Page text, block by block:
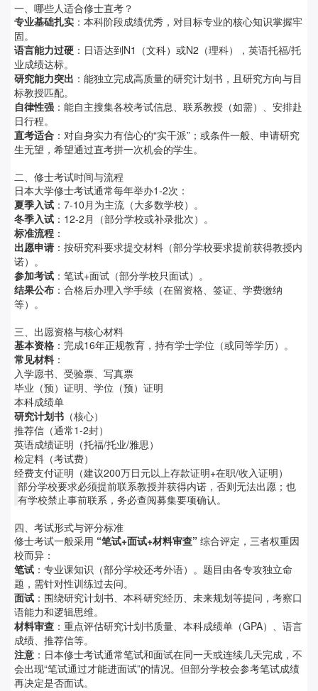
一、哪些人适合修士直考？
专业基础扎实 ：本科阶段成绩优秀，对目标专业的核心知识掌握牢
固。
语言能力过硬 ：日语达到N1（文科）或N2（理科），英语托福/托
业成绩达标。
研究能力突出 ：能独立完成高质量的研究计划书，且研究方向与目
标教授匹配。
自律性强 ：能自主搜集各校考试信息、联系教授（如需）、安排赴
日行程。
直考适合 ：对自身实力有信心的“实干派”；或条件一般、申请研究
生无望，希望通过直考拼一次机会的学生。
二、修士考试时间与流程
日本大学修士考试通常每年举办1-2次：
夏季入试 ：7-10月为主流（大多数学校）。
冬季入试 ：12-2月（部分学校或补录批次）。
标准流程 ：
出愿申请 ：按研究科要求提交材料（部分学校要求提前获得教授内
诺）。
参加考试 ：笔试+面试（部分学校只面试）。
结果公布 ：合格后办理入学手续（在留资格、签证、学费缴纳
等）。
三、出愿资格与核心材料
基本资格 ：完成16年正规教育，持有学士学位（或同等学历）。
常见材料 ：
入学愿书、受验票、写真票
毕业（预）证明、学位（预）证明
本科成绩单
研究计划书 （核心）
推荐信（通常1-2封）
英语成绩证明（托福/托业/雅思）
检定料（考试费）
经费支付证明（建议200万日元以上存款证明+在职/收入证明）
部分学校要求必须提前联系教授并获得内诺，否则无法出愿；也
有学校禁止事前联系，务必查阅募集要项确认。
四、考试形式与评分标准
修士考试一般采用 “笔试+面试+材料审查” 综合评定，三者权重因
校而异：
笔试 ：专业课知识（部分学校还考外语）。题目由各专攻独立命
题，需针对性训练过去问。
面试 ：围绕研究计划书、本科研究经历、未来规划等提问，考察口
语能力和逻辑思维。
材料审查 ：重点评估研究计划书质量、本科成绩单（GPA）、语言
成绩、推荐信等。
注意 ：日本修士考试通常笔试和面试在同一天或连续几天完成，不
会出现“笔试通过才能进面试”的情况。但部分学校会参考笔试成绩
再决定是否面试。